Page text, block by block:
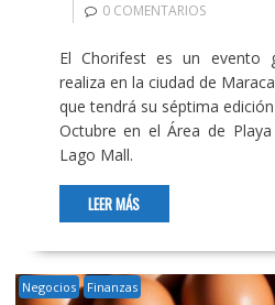
0 COMENTARIOS
El Chorifest es un evento
realiza en la ciudad de
que tendrá su séptima
Octubre en el Área de
Lago Mall.
LEER MÁS
Negocios Finanzas